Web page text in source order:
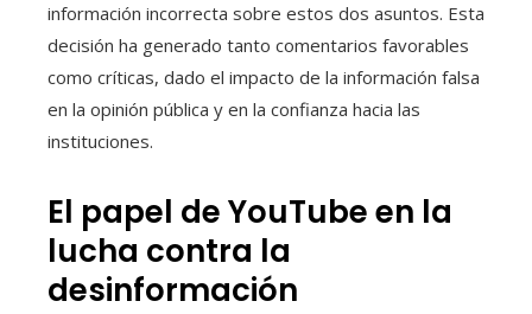
información incorrecta sobre estos dos asuntos. Esta
decisión ha generado tanto comentarios favorables
como críticas, dado el impacto de la información falsa
en la opinión pública y en la confianza hacia las
instituciones.
El papel de YouTube en la
lucha contra la
desinformación